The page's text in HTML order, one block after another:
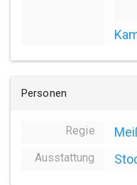
Personen
Regie
Ausstattung